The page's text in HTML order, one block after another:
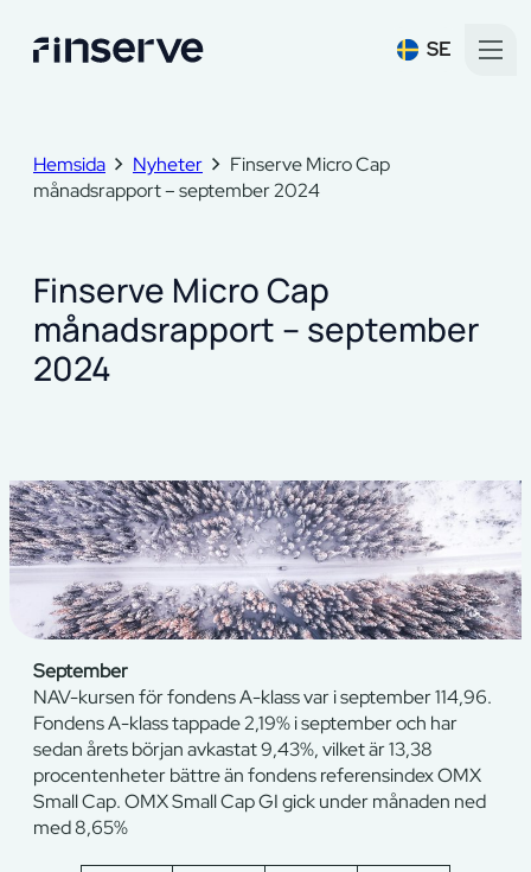
SE
Hemsida Nyheter
Finserve Micro Cap
månadsrapport – september 2024
Finserve Micro Cap
månadsrapport – september
2024
September
NAV-kursen för fondens A-klass var i september 114,96.
Fondens A-klass tappade 2,19% i september och har
sedan årets början avkastat 9,43%, vilket är 13,38
procentenheter bättre än fondens referensindex OMX
Small Cap. OMX Small Cap GI gick under månaden ned
med 8,65%